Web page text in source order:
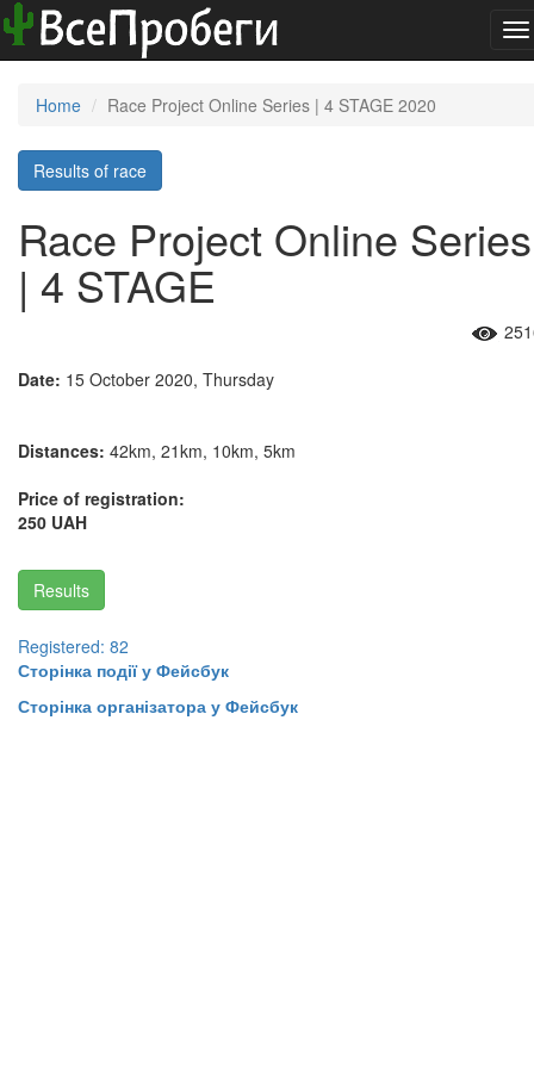
Home Race Project Online Series | 4 STAGE 2020
Results of race
Race Project Online Series
| 4 STAGE
Date: 15 October 2020, Thursday
Distances: 42km, 21km, 10km, 5km
Price of registration:
250 UAH
Results
Registered: 82
Сторінка події у Фейсбук
Сторінка організатора у Фейсбук